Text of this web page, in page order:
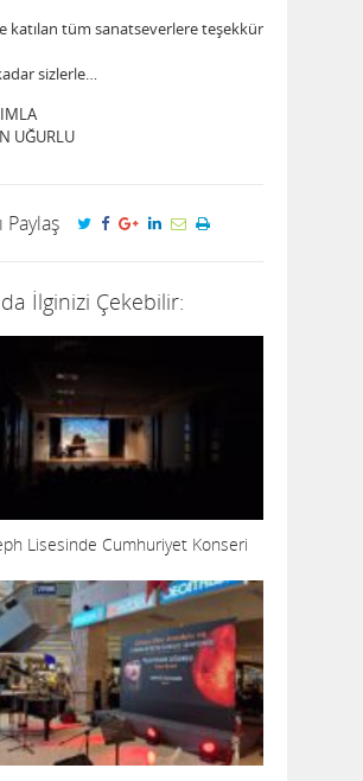
katılan tüm sanatseverlere teşekkür
sizlerle…
UĞURLU
Paylaş
İlginizi Çekebilir:
Lisesinde Cumhuriyet Konseri